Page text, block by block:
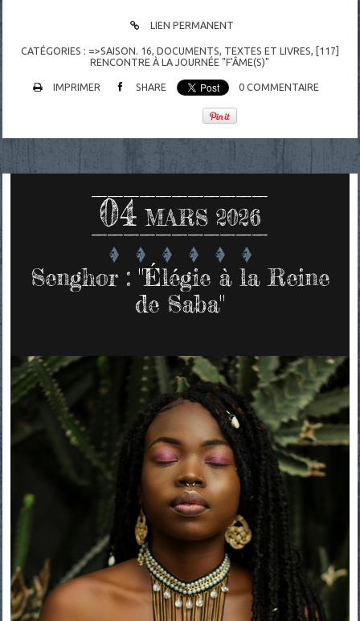
LIEN PERMANENT
CATÉGORIES : =>SAISON. 16, DOCUMENTS, TEXTES ET LIVRES,
[117]
RENCONTRE À LA JOURNÉE "F'ÂME(S)"
IMPRIMER SHARE 0 COMMENTAIRE
04 MARS 2026
Senghor : "Élégie à la Reine
de Saba"